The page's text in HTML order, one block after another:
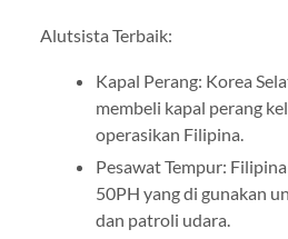
Alutsista Terbaik:
Kapal Perang: Korea
membeli kapal perang
operasikan Filipina.
Pesawat Tempur:
50PH yang di gunakan
dan patroli udara.